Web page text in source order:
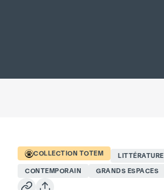
COLLECTION TOTEM LITTÉRATURE
CONTEMPORAIN
GRANDS ESPACES